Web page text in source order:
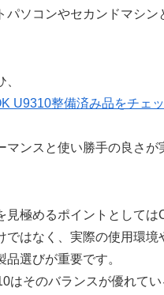
パソコンやセカンドマシン
U9310整備済み品をチェ
マンスと使い勝手の良さが
見極めるポイントとしては
ではなく、実際の使用環境
品選びが重要です。
はそのバランスが優れて